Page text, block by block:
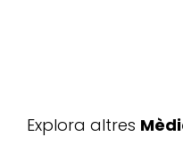
Explora altres